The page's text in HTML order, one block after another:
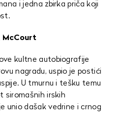
i jedna zbirka priča koji
McCourt
kultne autobiografije
nagradu, uspio je postići
U tmurnu i tešku temu
siromašnih irskih
unio dašak vedrine i crnog